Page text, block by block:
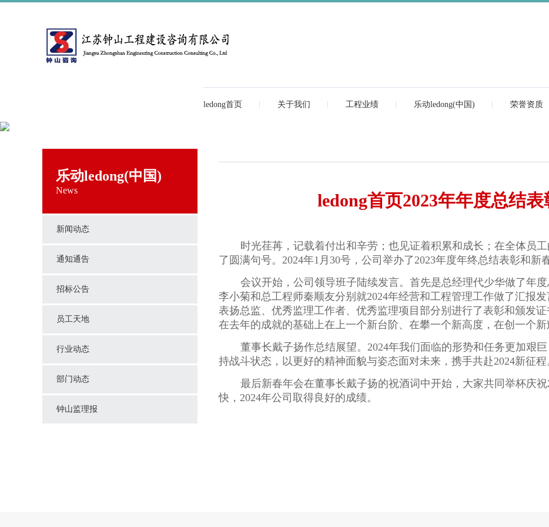
ledong首页 关于我们 工程业绩 乐动ledong(中国) 荣誉资质
乐动ledong(中国)
News
新闻动态
通知通告
招标公告
员工天地
行业动态
部门动态
钟山监理报
ledong首页2023年年度总结
时光荏苒，记载着付出和辛劳；也见证着积累和成长；在全体员
了圆满句号。 2024年1 月 30号，公司举办了2023年度年终总结表彰和新
会议开始，公司领导班子陆续发言。首先是总经理代少华做了年
李小菊和总工程师秦顺友分别就2024年经营和工程管理工作做了汇报
表扬总监、优秀监理工作者、优秀监理项目部分别进行了表彰和颁发
在去年的成就的基础上在上一个新台阶、在攀一个新高度，在创一个新
董事长戴子扬作总结展望。2024年我们面临的形势和任务更加艰
持战斗状态，以更好的精神面貌与姿态面对未来，携手共赴2024新征程
最后新春年会在董事长戴子扬的祝酒词中开始，大家共同举杯庆祝
快， 2024年公司取得良好的成绩。